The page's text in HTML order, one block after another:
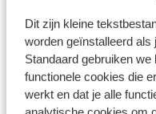
Dit zijn kleine
worden geïnstalleerd
Standaard gebruiken
functionele cookies die
werkt en dat je alle